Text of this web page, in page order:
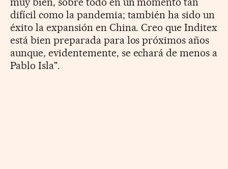
difícil como la pandemia; también ha sido un
éxito la expansión en China. Creo que Inditex
está bien preparada para los próximos años
aunque, evidentemente, se echará de menos a
Pablo Isla".